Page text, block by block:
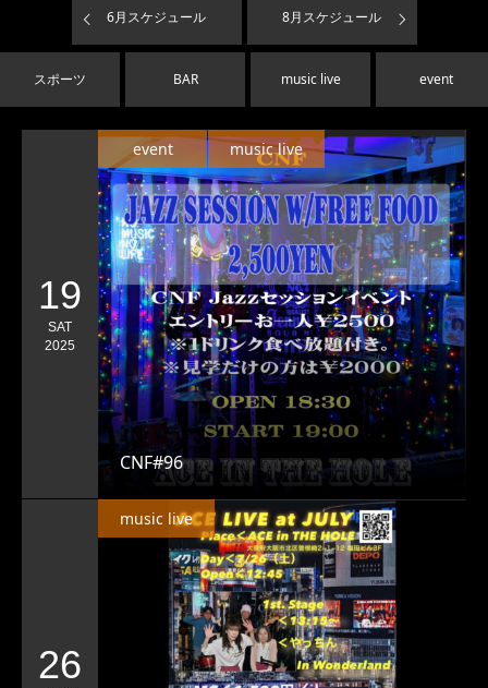
6月スケジュール 8月スケジュール
スポーツ BAR music live event
19
SAT
2025
CNF#96
event music live
26
music live